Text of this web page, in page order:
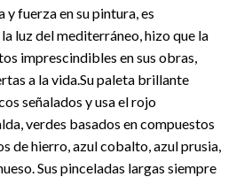
y fuerza en su pintura, es
luz del mediterráneo, hizo que la
imprescindibles en sus obras,
a la vida.Su paleta brillante
señalados y usa el rojo
verdes basados en compuestos
de hierro, azul cobalto, azul prusia,
Sus pinceladas largas siempre